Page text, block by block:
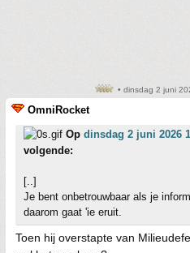
• dinsdag 2 juni
OmniRocket
Op dinsdag 2 juni 2026
volgende:
[..]
Je bent onbetrouwbaar als je
daarom gaat 'ie eruit.
Toen hij overstapte van